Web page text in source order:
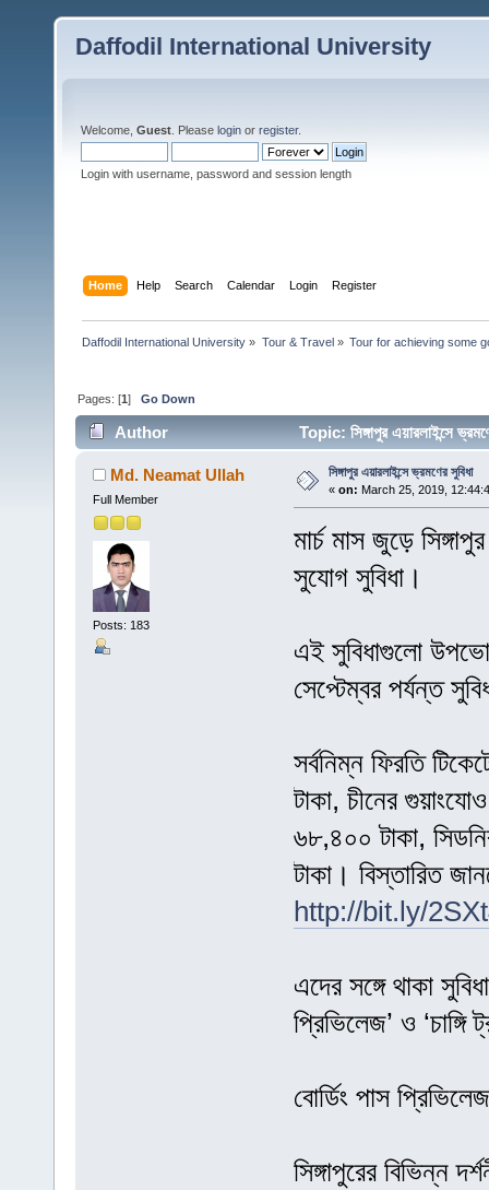
Daffodil International University
Welcome, Guest . Please login or register.
Login with username, password and session length
Home Help Search Calendar Login Register
Daffodil International University » Tour & Travel» Tour for achieving some
Pages: [1]Go Down
Author Topic: সিঙ্গাপুর এয়ারলাইন্সে
Md. Neamat Ullah
Full Member
Posts: 183
সিঙ্গাপুর এয়ারলাইন্সে ভ্রমণের সুবিধা
« on: March 25, 2019,
মার্চ মাস জুড়ে
সুযোগ সুবিধা।
এই সুবিধাগুলো
সেপ্টেম্বর পর্যন্ত
সর্বনিম্ন ফিরতি
টাকা, চীনের
৬৮,৪০০ টাকা,
টাকা। বিস্তারিত
http://bit.ly/
এদের সঙ্গে থাকা
প্রিভিলেজ’ ও ‘চাঙ্গি
বোর্ডিং পাস প্রিভিলেজ
সিঙ্গাপুরের বিভিন্ন